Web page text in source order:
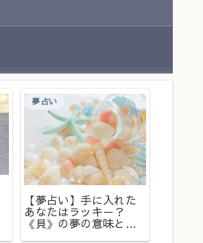
夢占い
【夢占い】手に入れた
あなたはラッキー？
《貝》の夢の意味と
は？